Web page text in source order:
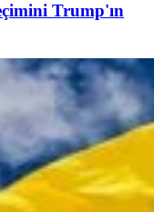
Trump'ın